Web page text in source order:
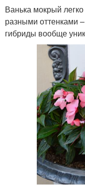
Ванька мокрый
разными оттенками
гибриды вообще